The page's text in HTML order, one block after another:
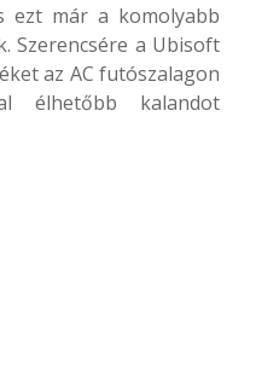
ezt már a komolyabb
Szerencsére a Ubisoft
az AC futószalagon
élhetőbb kalandot